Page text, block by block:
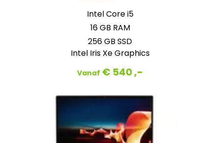
Intel Core i5
16 GB RAM
256 GB SSD
Intel Iris Xe Graphics
Vanaf € 540 ,-